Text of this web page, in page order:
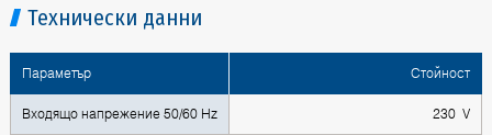
Технически данни
Параметър Стойност
Входящо напрежение 50/60 Hz 230 V